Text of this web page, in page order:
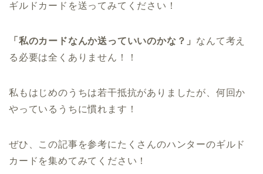
ギルドカードを送ってみてください！
「私のカードなんか送っていいのかな？」 なんて考え
る必要は全くありません！！
私もはじめのうちは若干抵抗がありましたが、何回か
やっているうちに慣れます！
ぜひ、この記事を参考にたくさんのハンターのギルド
カードを集めてみてください！